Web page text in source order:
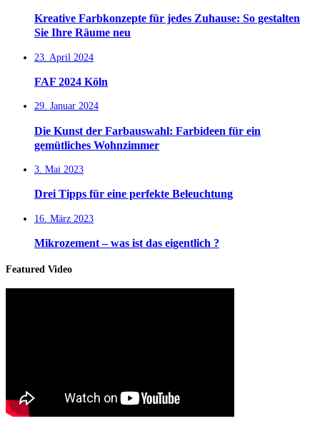
Kreative Farbkonzepte für jedes Zuhause: So gestalten
Sie Ihre Räume neu
23. April 2024
FAF 2024 Köln
29. Januar 2024
Die Kunst der Farbauswahl: Farbideen für ein
gemütliches Wohnzimmer
3. Mai 2023
Drei Tipps für eine perfekte Beleuchtung
16. März 2023
Mikrozement – was ist das eigentlich ?
Featured Video